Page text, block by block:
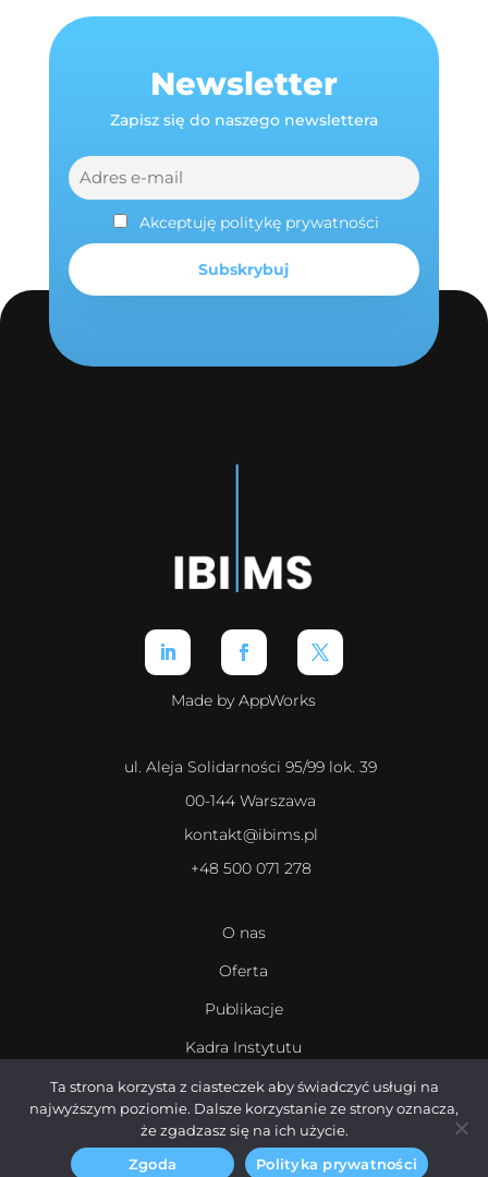
Newsletter
Zapisz się do naszego newslettera
Akceptuję politykę prywatności
Made by AppWorks
ul. Aleja Solidarności 95/99 lok. 39
00-144 Warszawa
kontakt@ibims.pl
+48 500 071 278
O nas
Oferta
Publikacje
Kadra Instytutu
Kariera
Ta strona korzysta z ciasteczek aby świadczyć usługi na
najwyższym poziomie. Dalsze korzystanie ze strony oznacza,
że zgadzasz się na ich użycie.
Zgoda
Polityka prywatności